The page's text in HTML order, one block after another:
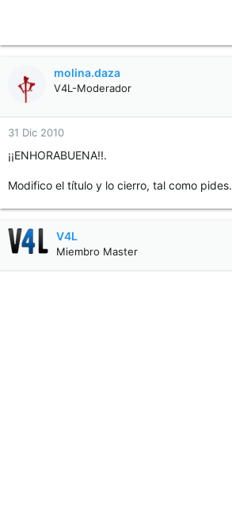
molina.daza
V4L-Moderador
31 Dic 2010
¡¡ENHORABUENA!!.
Modifico el título y lo cierro, tal como pides.
V4L
Miembro Master